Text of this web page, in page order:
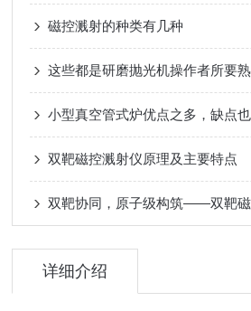
磁控溅射的种类有几种
这些都是研磨抛光机操作者所要
小型真空管式炉优点之多，缺点
双靶磁控溅射仪原理及主要特点
详细介绍